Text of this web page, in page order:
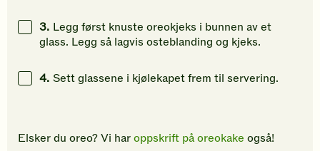
3. Legg først knuste oreokjeks i bunnen av et
glass. Legg så lagvis osteblanding og kjeks.
4. Sett glassene i kjølekapet frem til servering.
Elsker du oreo? Vi haroppskrift på oreokake også!